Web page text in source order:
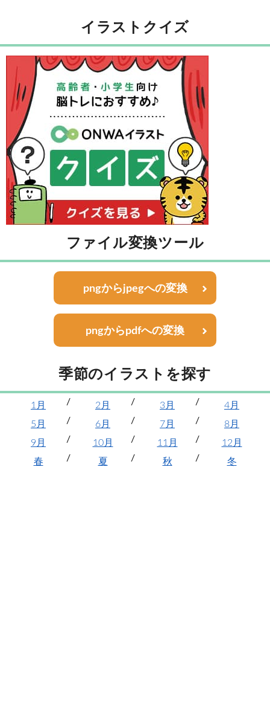
イラストクイズ
ファイル変換ツール
pngからjpegへの変換
pngからpdfへの変換
季節のイラストを探す
1月 2月 3月
4月
5月
6月 7月
8月
9月
10月 11月
12月
春
夏 秋 冬